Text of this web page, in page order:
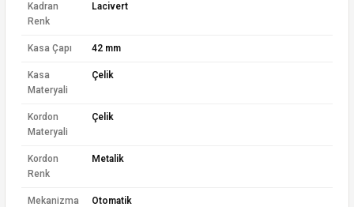
Kadran
Renk
Lacivert
Kasa Çapı 42 mm
Kasa
Materyali
Çelik
Kordon
Materyali
Çelik
Kordon
Renk
Metalik
Mekanizma Otomatik